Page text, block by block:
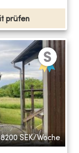
prüfen
SEK/Woche